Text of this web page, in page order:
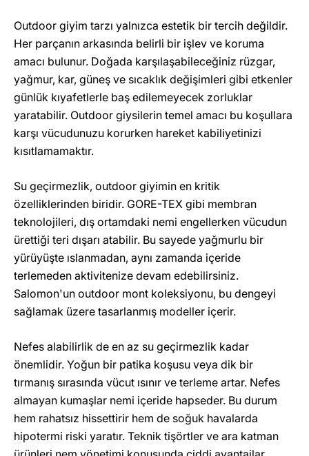
Outdoor giyim tarzı yalnızca estetik bir tercih değildir.
Her parçanın arkasında belirli bir işlev ve koruma
amacı bulunur. Doğada karşılaşabileceğiniz rüzgar,
yağmur, kar, güneş ve sıcaklık değişimleri gibi etkenler
günlük kıyafetlerle baş edilemeyecek zorluklar
yaratabilir. Outdoor giysilerin temel amacı bu koşullara
karşı vücudunuzu korurken hareket kabiliyetinizi
kısıtlamamaktır.
Su geçirmezlik, outdoor giyimin en kritik
özelliklerinden biridir. GORE-TEX gibi membran
teknolojileri, dış ortamdaki nemi engellerken vücudun
ürettiği teri dışarı atabilir. Bu sayede yağmurlu bir
yürüyüşte ıslanmadan, aynı zamanda içeride
terlemeden aktivitenize devam edebilirsiniz.
Salomon'un outdoor mont koleksiyonu, bu dengeyi
sağlamak üzere tasarlanmış modeller içerir.
Nefes alabilirlik de en az su geçirmezlik kadar
önemlidir. Yoğun bir patika koşusu veya dik bir
tırmanış sırasında vücut ısınır ve terleme artar. Nefes
almayan kumaşlar nemi içeride hapseder. Bu durum
hem rahatsız hissettirir hem de soğuk havalarda
hipotermi riski yaratır. Teknik tişörtler ve ara katman